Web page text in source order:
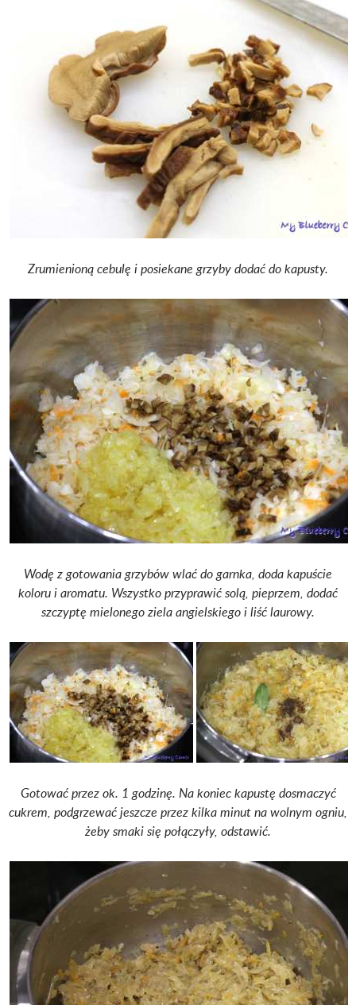
Zrumienioną cebulę i posiekane grzyby dodać do kapusty.
Wodę z gotowania grzybów wlać do garnka, doda kapuście
koloru i aromatu. Wszystko przyprawić solą, pieprzem, dodać
szczyptę mielonego ziela angielskiego i liść laurowy.
Gotować przez ok. 1 godzinę. Na koniec kapustę dosmaczyć
cukrem, podgrzewać jeszcze przez kilka minut na wolnym ogniu,
żeby smaki się połączyły, odstawić.